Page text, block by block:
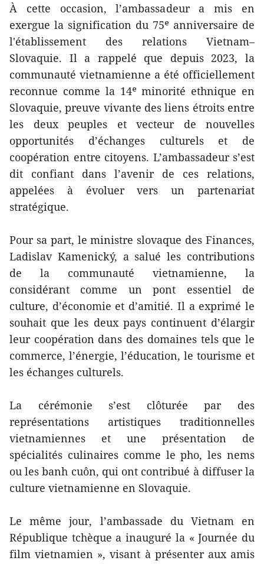
À cette occasion, l’ambassadeur a mis en
exergue la signification du 75ᵉ anniversaire de
l'établissement des relations Vietnam–
Slovaquie. Il a rappelé que depuis 2023, la
communauté vietnamienne a été officiellement
reconnue comme la 14ᵉ minorité ethnique en
Slovaquie, preuve vivante des liens étroits entre
les deux peuples et vecteur de nouvelles
opportunités d’échanges culturels et de
coopération entre citoyens. L’ambassadeur s’est
dit confiant dans l’avenir de ces relations,
appelées à évoluer vers un partenariat
stratégique.
Pour sa part, le ministre slovaque des Finances,
Ladislav Kamenický, a salué les contributions
de la communauté vietnamienne, la
considérant comme un pont essentiel de
culture, d’économie et d’amitié. Il a exprimé le
souhait que les deux pays continuent d’élargir
leur coopération dans des domaines tels que le
commerce, l’énergie, l’éducation, le tourisme et
les échanges culturels.
La cérémonie s’est clôturée par des
représentations artistiques traditionnelles
vietnamiennes et une présentation de
spécialités culinaires comme le pho, les nems
ou les banh cuôn, qui ont contribué à diffuser la
culture vietnamienne en Slovaquie.
Le même jour, l’ambassade du Vietnam en
République tchèque a inauguré la « Journée du
film vietnamien », visant à présenter aux amis